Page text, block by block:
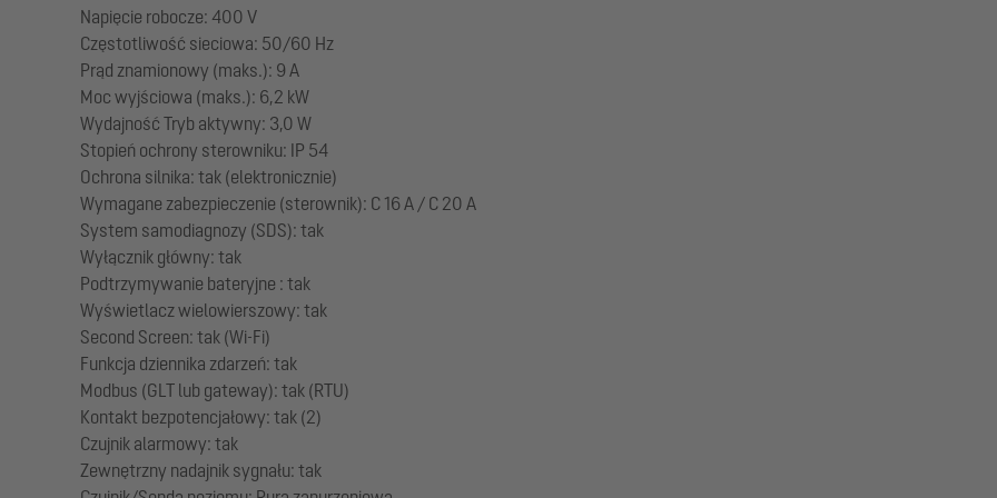
Napięcie robocze: 400 V
Częstotliwość sieciowa: 50/60 Hz
Prąd znamionowy (maks.): 9 A
Moc wyjściowa (maks.): 6,2 kW
Wydajność Tryb aktywny: 3,0 W
Stopień ochrony sterowniku: IP 54
Ochrona silnika: tak (elektronicznie)
Wymagane zabezpieczenie (sterownik): C 16 A / C 20 A
System samodiagnozy (SDS): tak
Wyłącznik główny: tak
Podtrzymywanie bateryjne : tak
Wyświetlacz wielowierszowy: tak
Second Screen: tak (Wi-Fi)
Funkcja dziennika zdarzeń: tak
Modbus (GLT lub gateway): tak (RTU)
Kontakt bezpotencjałowy: tak (2)
Czujnik alarmowy: tak
Zewnętrzny nadajnik sygnału: tak